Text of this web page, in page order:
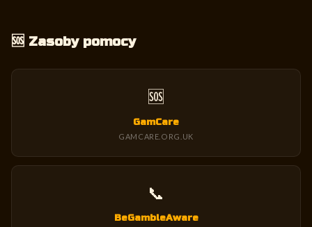
🆘 Zasoby pomocy
🆘
GamCare
GAMCARE.ORG.UK
📞
BeGambleAware